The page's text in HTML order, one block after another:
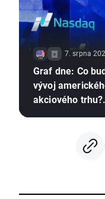
7. srpna
Graf dne: Co
vývoj
akciového trhu?